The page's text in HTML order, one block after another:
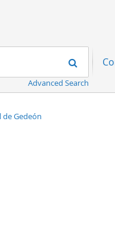
Search
Advanced Search
de Gedeón